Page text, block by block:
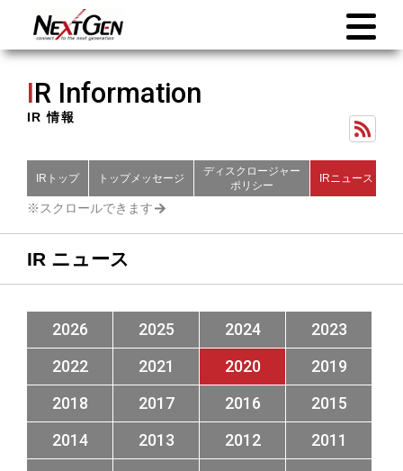
IR Information
IR 情報
IRトップ トップメッセージ
ディスクロージャー
ポリシー
IRニュース
IR ニュース
2026 2025 2024
2023
2022
2021 2020
2019
2018
2017 2016
2015
2014
2013 2012
2011